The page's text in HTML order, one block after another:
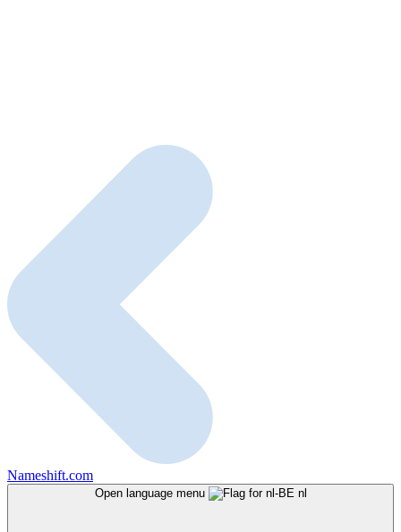
Nameshift.com
Open language menu nl